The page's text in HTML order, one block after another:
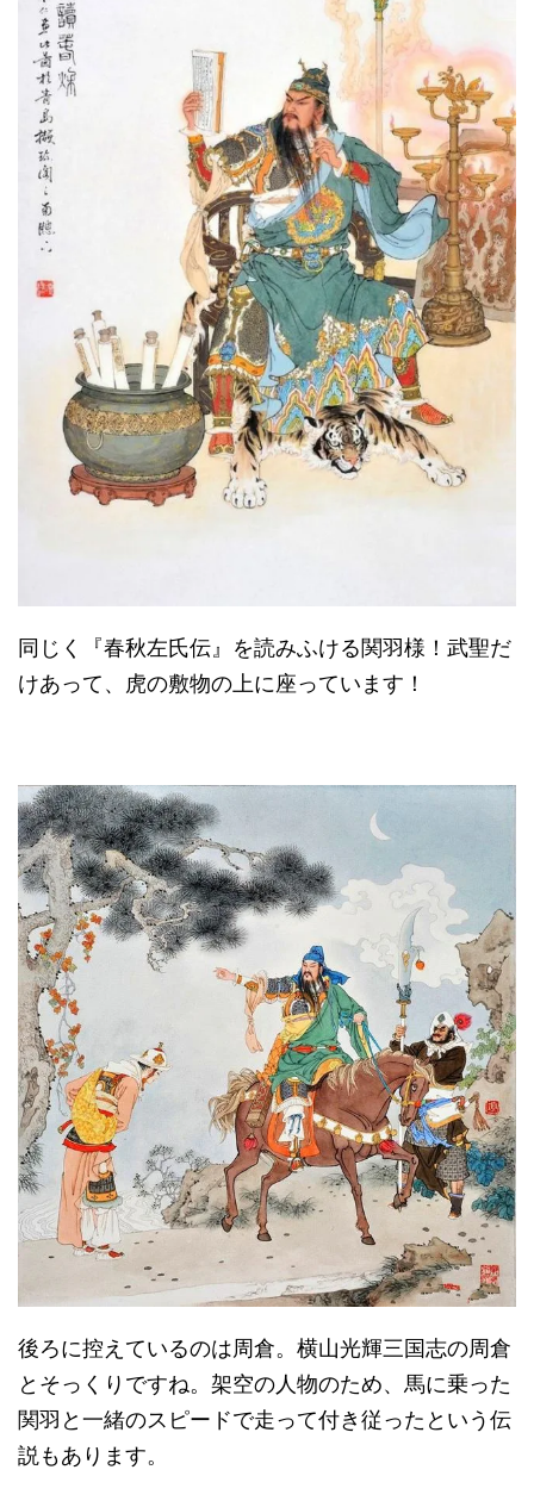
同じく『春秋左氏伝』を読みふける関羽様！武聖だ
けあって、虎の敷物の上に座っています！
後ろに控えているのは周倉。横山光輝三国志の周倉
とそっくりですね。架空の人物のため、馬に乗った
関羽と一緒のスピードで走って付き従ったという伝
説もあります。